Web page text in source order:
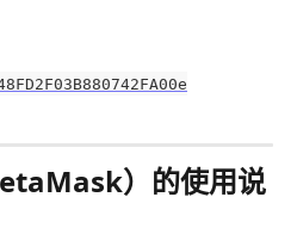
）的使用说